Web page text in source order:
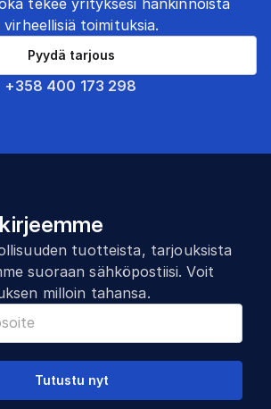
virheellisiä toimituksia.
+358 400 173 298
Pyydä tarjous
tuotteista, tarjouksista
suoraan sähköpostiisi. Voit
milloin tahansa.
Tutustu nyt